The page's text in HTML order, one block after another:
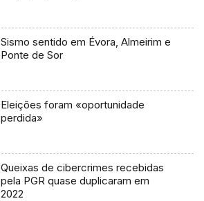
Sismo sentido em Évora, Almeirim e
Ponte de Sor
Eleições foram «oportunidade
perdida»
Queixas de cibercrimes recebidas
pela PGR quase duplicaram em
2022